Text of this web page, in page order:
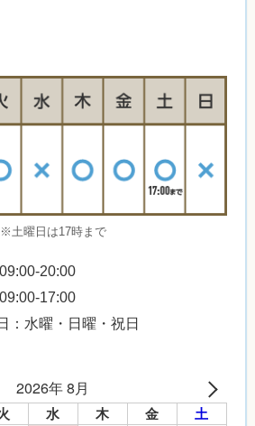
※土曜日は17時まで
20:00
17:00
：水曜・日曜・祝日
2026年 8月
水 木 金 土